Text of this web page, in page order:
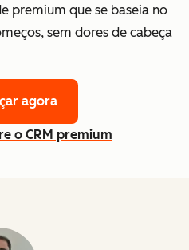
premium que se baseia no
sem dores de cabeça
agora
o CRM premium